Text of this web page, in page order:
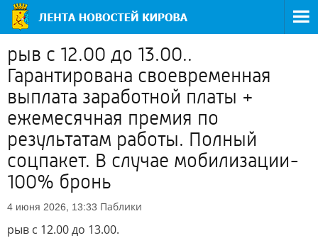
рыв с 12.00 до 13.00..
Гарантирована своевременная
выплата заработной платы +
ежемесячная премия по
результатам работы. Полный
соцпакет. В случае мобилизации-
100% бронь
4 июня 2026, 13:33 Паблики
рыв с 12.00 до 13.00.